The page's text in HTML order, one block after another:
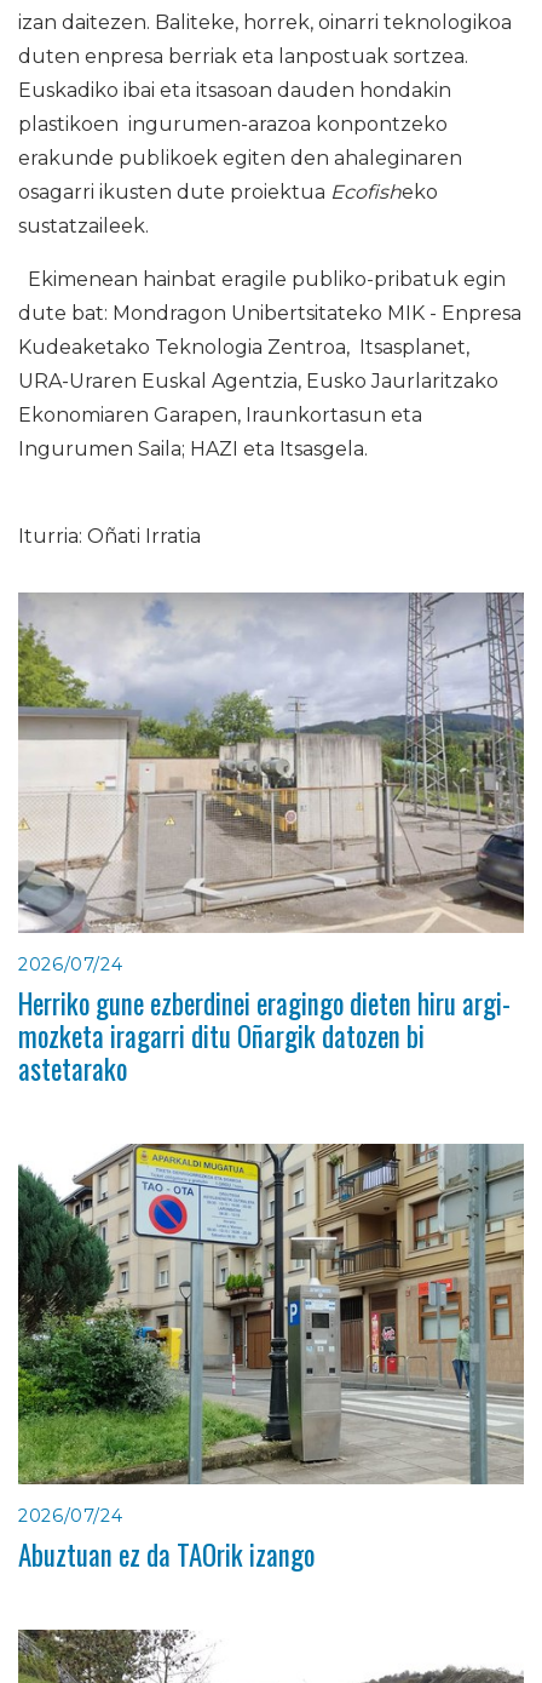
izan daitezen. Baliteke, horrek, oinarri teknologikoa
duten enpresa berriak eta lanpostuak sortzea.
Euskadiko ibai eta itsasoan dauden hondakin
plastikoen ingurumen-arazoa konpontzeko
erakunde publikoek egiten den ahaleginaren
osagarri ikusten dute proiektua Ecofisheko
sustatzaileek.
Ekimenean hainbat eragile publiko-pribatuk egin
dute bat: Mondragon Unibertsitateko MIK - Enpresa
Kudeaketako Teknologia Zentroa, Itsasplanet,
URA-Uraren Euskal Agentzia, Eusko Jaurlaritzako
Ekonomiaren Garapen, Iraunkortasun eta
Ingurumen Saila; HAZI eta Itsasgela.
Iturria: Oñati Irratia
2026/07/24
Herriko gune ezberdinei eragingo dieten hiru argi-
mozketa iragarri ditu Oñargik datozen bi
astetarako
2026/07/24
Abuztuan ez da TAOrik izango